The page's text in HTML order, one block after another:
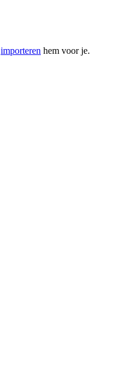
importeren hem voor je.